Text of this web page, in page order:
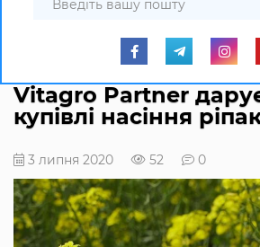
Vitagro Partner
купівлі насіння
3 липня 2020 52 0